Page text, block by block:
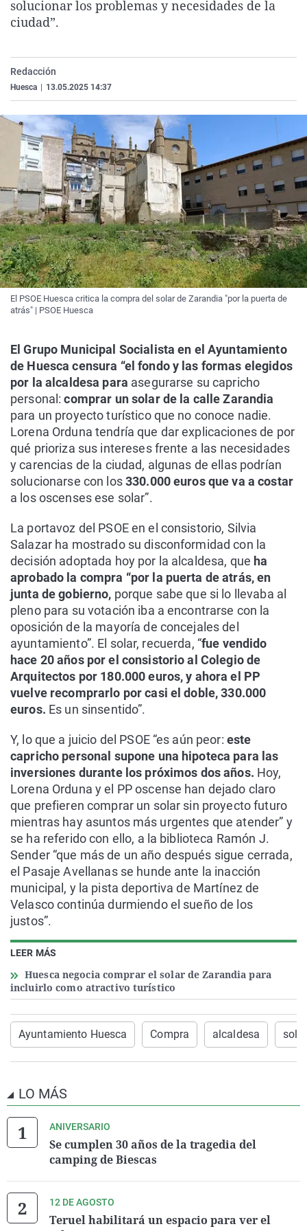
La rosa de los vientos
Como el perro y el
Caso
Equipo de
Extremadura
La Rioja
Virales
Elecciones
solucionar los problemas y necesidades de la
ciudad”.
Redacción
Huesca 13.05.2025 14:37
El PSOE Huesca critica la compra del solar de Zarandia "por la puerta de
atrás" | PSOE Huesca
LEER MÁS
Huesca negocia comprar el solar de Zarandia para
incluirlo como atractivo turístico
El Grupo Municipal Socialista en el Ayuntamiento
de Huesca censura “el fondo y las formas elegidos
por la alcaldesa para asegurarse su capricho
personal:comprar un solar de la calle Zarandia
para un proyecto turístico que no conoce nadie.
Lorena Orduna tendría que dar explicaciones de por
qué prioriza sus intereses frente a las necesidades
y carencias de la ciudad, algunas de ellas podrían
solucionarse con los330.000 euros que va a costar
a los oscenses ese solar”.
La portavoz del PSOE en el consistorio, Silvia
Salazar ha mostrado su disconformidad con la
decisión adoptada hoy por la alcaldesa, que ha
aprobado la compra “por la puerta de atrás, en
junta de gobierno, porque sabe que si lo llevaba al
pleno para su votación iba a encontrarse con la
oposición de la mayoría de concejales del
ayuntamiento”. El solar, recuerda, “fue vendido
hace 20 años por el consistorio al Colegio de
Arquitectos por 180.000 euros, y ahora el PP
vuelve recomprarlo por casi el doble, 330.000
euros. Es un sinsentido”.
Y, lo que a juicio del PSOE “es aún peor: este
capricho personal supone una hipoteca para las
inversiones durante los próximos dos años. Hoy,
Lorena Orduna y el PP oscense han dejado claro
que prefieren comprar un solar sin proyecto futuro
mientras hay asuntos más urgentes que atender” y
se ha referido con ello, a la biblioteca Ramón J.
Sender “que más de un año después sigue cerrada,
el Pasaje Avellanas se hunde ante la inacción
municipal, y la pista deportiva de Martínez de
Velasco continúa durmiendo el sueño de los
justos”.
Ayuntamiento Huesca Compra alcaldesa solar
LO MÁS
ANIVERSARIO
Se cumplen 30 años de la tragedia del
camping de Biescas
12 DE AGOSTO
Teruel habilitará un espacio para ver el